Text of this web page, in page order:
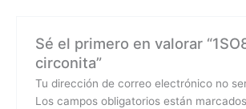
Sé el primero en valorar
circonita”
Tu dirección de correo electrónico no
Los campos obligatorios están